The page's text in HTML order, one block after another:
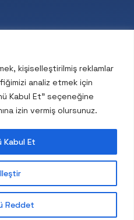
kişiselleştirilmiş reklamlar
analiz etmek için
Kabul Et” seçeneğine
izin vermiş olursunuz.
Reddet
Kabul Et
3.Cadde No : 13 Köseler
Saklıdır. Designed by
C.B.